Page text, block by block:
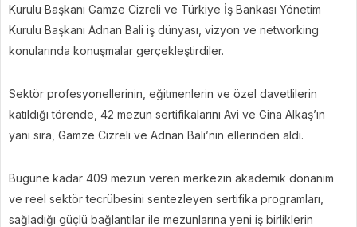
Kurulu Başkanı Gamze Cizreli ve Türkiye İş Bankası Yönetim
Kurulu Başkanı Adnan Bali iş dünyası, vizyon ve networking
konularında konuşmalar gerçekleştirdiler.
Sektör profesyonellerinin, eğitmenlerin ve özel davetlilerin
katıldığı törende, 42 mezun sertifikalarını Avi ve Gina Alkaş’ın
yanı sıra, Gamze Cizreli ve Adnan Bali’nin ellerinden aldı.
Bugüne kadar 409 mezun veren merkezin akademik donanım
ve reel sektör tecrübesini sentezleyen sertifika programları,
sağladığı güçlü bağlantılar ile mezunlarına yeni iş birliklerin